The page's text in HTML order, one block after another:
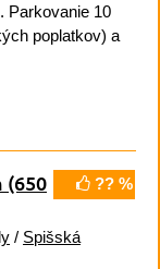
Parkovanie 10
poplatkov) a
?? %
(650
/ Spišská